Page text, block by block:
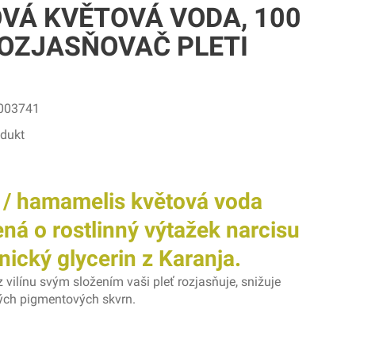
KVĚTOVÁ VODA, 100
PLETI
hamamelis květová voda
o rostlinný výtažek narcisu
glycerin z Karanja.
vilínu svým složením vaši pleť rozjasňuje, snižuje
pigmentových skvrn.